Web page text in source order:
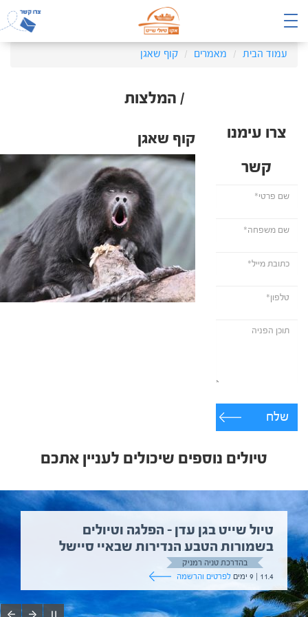
עמוד הבית מאמרים קוף שאגן
/ המלצות
צרו עימנו
קשר
שלח
קוף שאגן
טיולים נוספים שיכולים לעניין אתכם
טיול שייט בגן עדן – הפלגה וטיולים
בשמורות הטבע הנדירות שבאיי סיישל
בהדרכת טניה רמניק
11.4 | 9 ימים
לפרטים והרשמה